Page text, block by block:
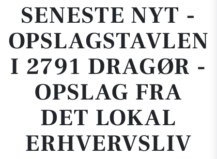
SENESTE NYT -
OPSLAGSTAVLEN
I 2791 DRAGØR -
OPSLAG FRA
DET LOKAL
ERHVERVSLIV